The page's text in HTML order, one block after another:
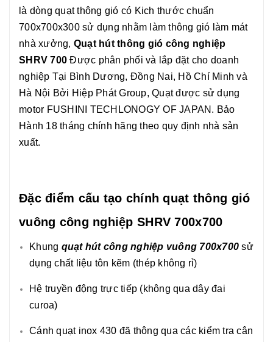
là dòng quạt thông gió có Kich thước chuẩn
700x700x300 sử dụng nhằm làm thông gió làm mát
nhà xưởng, Quạt hút thông gió công nghiệp
SHRV 700 Được phân phối và lắp đặt cho doanh
nghiệp Tại Bình Dương, Đồng Nai, Hồ Chí Minh và
Hà Nội Bởi Hiệp Phát Group, Quạt được sử dụng
motor FUSHINI TECHLONOGY OF JAPAN. Bảo
Hành 18 tháng chính hãng theo quy định nhà sản
xuất.
Đặc điểm cấu tạo chính quạt thông gió
vuông công nghiệp SHRV 700x700
Khung quạt hút công nghiệp vuông 700x700 sử
dụng chất liệu tôn kẽm (thép không rỉ)
Hệ truyền động trực tiếp (không qua dây đai
curoa)
Cánh quạt inox 430 đã thông qua các kiểm tra cân